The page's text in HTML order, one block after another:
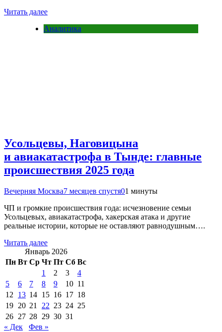
Читать далее
Аналитика
Усольцевы, Наговицына
и авиакатастрофа в Тынде: главные
происшествия 2025 года
Вечерняя Москва7 месяцев спустя01 минуты
ЧП и громкие происшествия года: исчезновение семьи
Усольцевых, авиакатастрофа, хакерская атака и другие
реальные истории, которые не оставляют равнодушным….
Читать далее
Январь 2026
Пн Вт Ср Чт Пт Сб Вс
1
2 3
4
5
6 7 8 9 10 11
12
13 14 15 16 17 18
19 20 21 22 23 24 25
26 27 28 29 30 31
« Дек
Фев »